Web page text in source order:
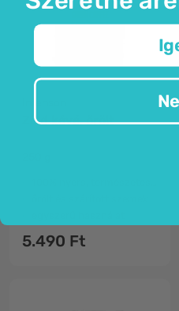
Zöld kávé, őrölt
5.490 Ft